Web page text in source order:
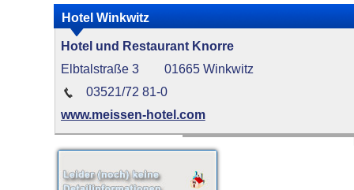
Hotel Winkwitz
Hotel und Restaurant Knorre
Elbtalstraße 3
01665 Winkwitz
03521/72 81-0
www.meissen-hotel.com